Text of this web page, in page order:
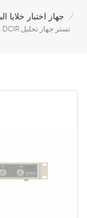
جهاز اختبار خلايا
/